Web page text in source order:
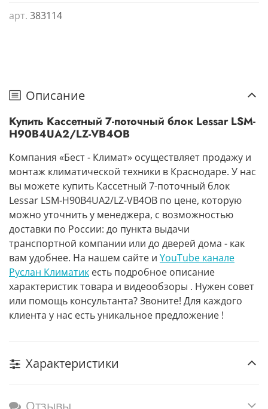
арт. 383114
Описание
Купить Кассетный 7-поточный блок Lessar LSM-
H90B4UA2/LZ-VB4OB
Компания «Бест - Климат» осуществляет продажу и
монтаж климатической техники в Краснодаре. У нас
вы можете купить Кассетный 7-поточный блок
Lessar LSM-H90B4UA2/LZ-VB4OB по цене, которую
можно уточнить у менеджера, с возможностью
доставки по России: до пункта выдачи
транспортной компании или до дверей дома - как
вам удобнее. На нашем сайте и YouTube канале
Руслан Климатик есть подробное описание
характеристик товара и видеообзоры . Нужен совет
или помощь консультанта? Звоните! Для каждого
клиента у нас есть уникальное предложение !
Характеристики
Отзывы